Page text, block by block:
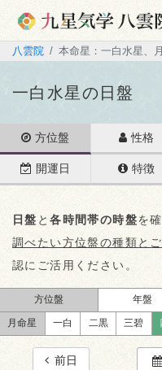
八雲院 本命星：一白水星、
一白水星の日盤
方位盤 性格
開運日 特徴
日盤 と各時間帯の時盤を
調べたい方位盤の種類と
認にご活用ください。
方位盤 年盤
月命星 一白 二黒 三碧
前日